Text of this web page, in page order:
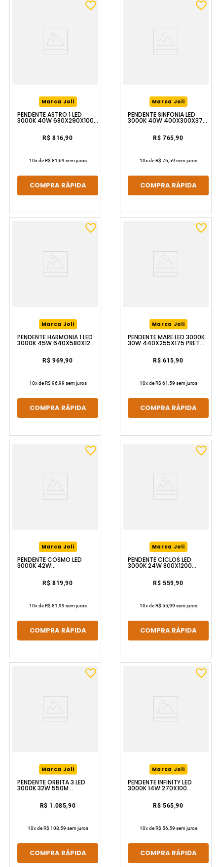
Marca Joli
PENDENTE ASTRO 1 LED
3000K 40W 680X290X1000
R$ 816,90
10x deR$ 81,69 sem juros
COMPRA RÁPIDA
Marca Joli
PENDENTE SINFONIA LED
3000K 40W 400X300X370
R$ 765,90
10x deR$ 76,59 sem juros
COMPRA RÁPIDA
Marca Joli
PENDENTE HARMONIA 1 LED
3000K 45W 640X580X120
R$ 969,90
10x deR$ 96,99 sem juros
COMPRA RÁPIDA
Marca Joli
PENDENTE MARÉ LED 3000K
30W 440X255X175 PRETO
R$ 615,90
10x deR$ 61,59 sem juros
COMPRA RÁPIDA
Marca Joli
PENDENTE COSMO LED
3000K 42W
R$ 819,90
10x deR$ 81,99 sem juros
COMPRA RÁPIDA
Marca Joli
PENDENTE CICLOS LED
3000K 24W 800X1200
R$ 559,90
10x deR$ 55,99 sem juros
COMPRA RÁPIDA
Marca Joli
PENDENTE ÓRBITA 3 LED
3000K 32W 550M
R$ 1.085,90
10x deR$ 108,59 sem juros
COMPRA RÁPIDA
Marca Joli
PENDENTE INFINITY LED
3000K 14W 270X100
R$ 565,90
10x deR$ 56,59 sem juros
COMPRA RÁPIDA